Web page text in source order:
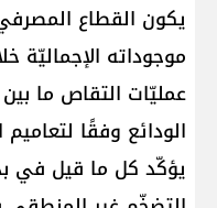
يكون القطاع
موجوداته الإجماليّة
عمليّات التقاص ما
الودائع وفقًا
يؤكّد كل ما قيل في